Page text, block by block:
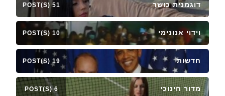
דוגמנית כושר 51 POST(S)
וידוי אנונימי 10 POST(S)
חדשות 19 POST(S)
מדור חינוכי 6 POST(S)